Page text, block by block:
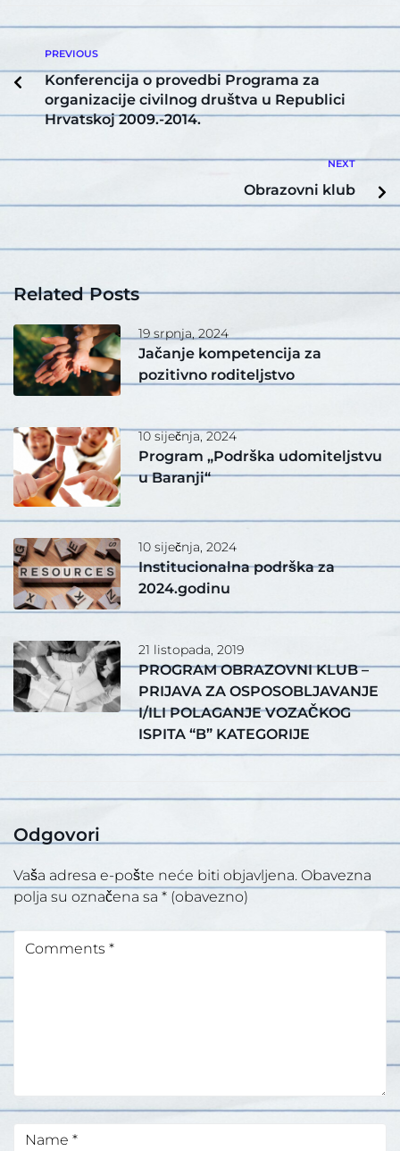
PREVIOUS
Konferencija o provedbi Programa za
organizacije civilnog društva u Republici
Hrvatskoj 2009.-2014.
NEXT
Obrazovni klub
Related Posts
19 srpnja, 2024
Jačanje kompetencija za
pozitivno roditeljstvo
10 siječnja, 2024
Program „Podrška udomiteljstvu
u Baranji“
10 siječnja, 2024
Institucionalna podrška za
2024.godinu
21 listopada, 2019
PROGRAM OBRAZOVNI KLUB –
PRIJAVA ZA OSPOSOBLJAVANJE
I/ILI POLAGANJE VOZAČKOG
ISPITA “B” KATEGORIJE
Odgovori
Vaša adresa e-pošte neće biti objavljena. Obavezna
polja su označena sa * (obavezno)